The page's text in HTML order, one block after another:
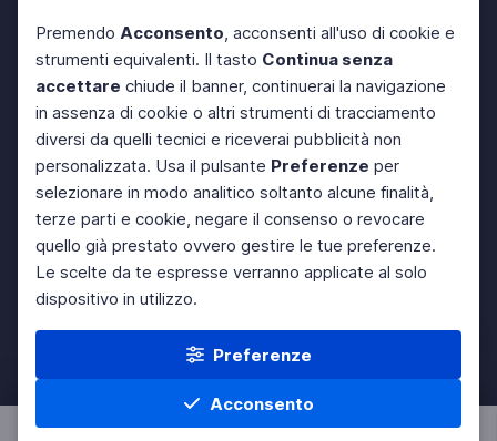
Premendo Acconsento, acconsenti all'uso di cookie e
strumenti equivalenti. Il tasto Continua senza
accettare chiude il banner, continuerai la navigazione
in assenza di cookie o altri strumenti di tracciamento
diversi da quelli tecnici e riceverai pubblicità non
personalizzata. Usa il pulsante Preferenze per
selezionare in modo analitico soltanto alcune finalità,
terze parti e cookie, negare il consenso o revocare
quello già prestato ovvero gestire le tue preferenze.
Le scelte da te espresse verranno applicate al solo
dispositivo in utilizzo.
Preferenze
Acconsento